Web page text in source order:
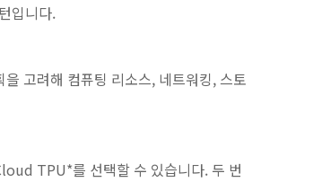
입니다.
고려해 컴퓨팅 리소스, 네트워킹, 스토
TPU*를 선택할 수 있습니다. 두 번